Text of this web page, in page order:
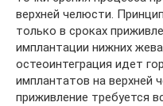
верхней челюсти.
только в сроках
имплантации нижних
остеоинтеграция идет
имплантатов на верхней
приживление требуется